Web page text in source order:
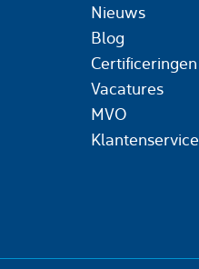
Nieuws
Blog
Certificeringen
Vacatures
MVO
Klantenservice